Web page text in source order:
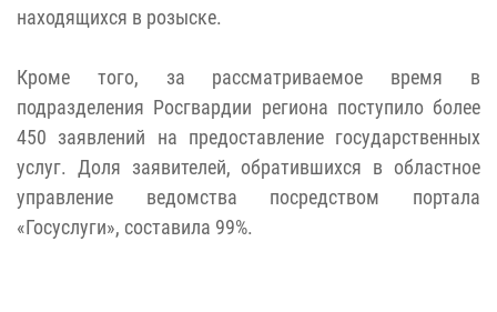
находящихся в розыске.
Кроме того, за рассматриваемое время в
подразделения Росгвардии региона поступило более
450 заявлений на предоставление государственных
услуг. Доля заявителей, обратившихся в областное
управление ведомства посредством портала
«Госуслуги», составила 99%.